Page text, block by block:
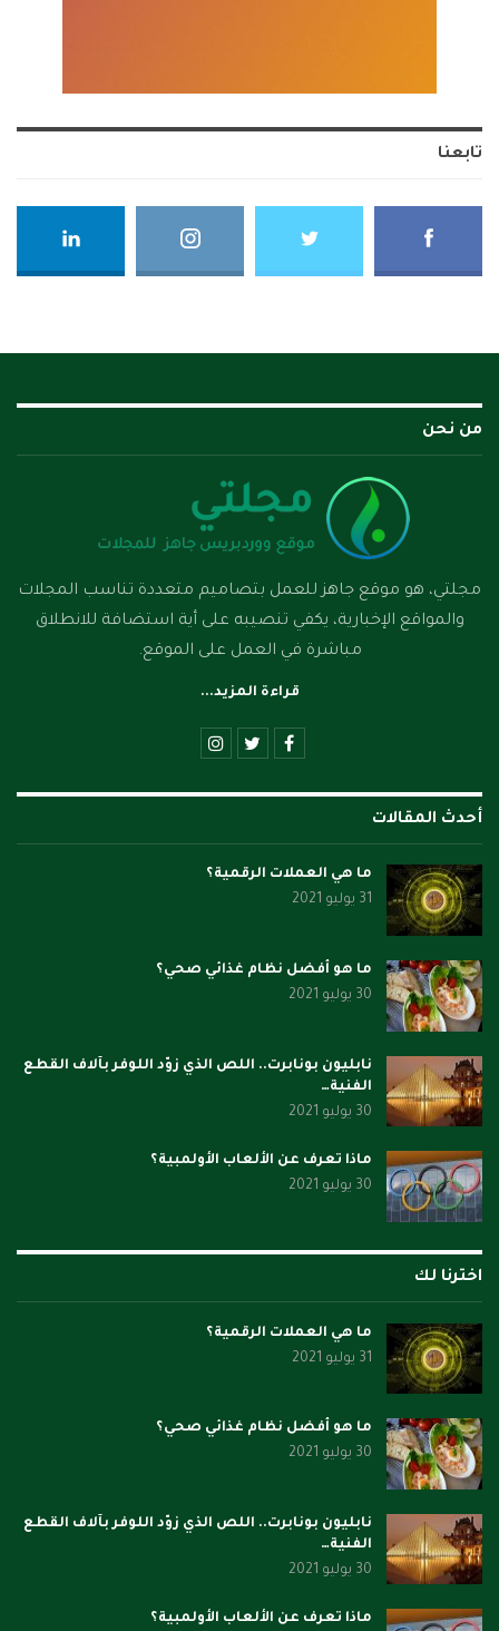
تابعنا
من نحن
مجلتي، هو موقع جاهز للعمل بتصاميم متعددة تناسب المجلات
والمواقع الإخبارية، يكفي تنصيبه على أية استضافة للانطلاق
مباشرة في العمل على الموقع.
قراءة المزيد...
أحدث المقالات
ما هي العملات الرقمية؟
31 يوليو 2021
ما هو أفضل نظام غذائي صحي؟
30 يوليو 2021
نابليون بونابرت.. اللص الذي زوّد اللوفر بآلاف القطع
الفنية…
30 يوليو 2021
ماذا تعرف عن الألعاب الأولمبية؟
30 يوليو 2021
اخترنا لك
ما هي العملات الرقمية؟
31 يوليو 2021
ما هو أفضل نظام غذائي صحي؟
30 يوليو 2021
نابليون بونابرت.. اللص الذي زوّد اللوفر بآلاف القطع
الفنية…
30 يوليو 2021
ماذا تعرف عن الألعاب الأولمبية؟